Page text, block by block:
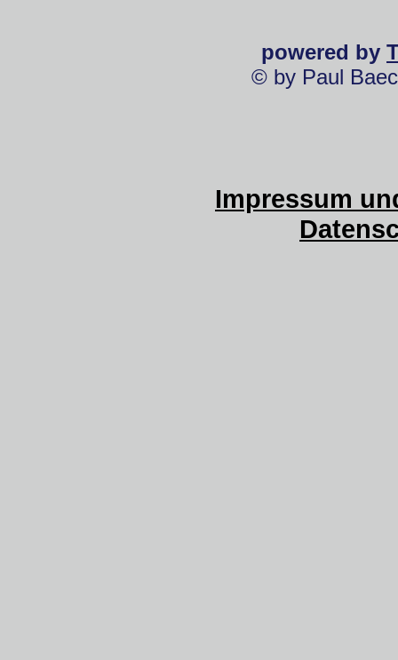
powered by
© by Paul
Impressum